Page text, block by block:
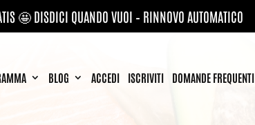
🤩 DISDICI QUANDO VUOI – RINNOVO AUTOMATICO
BLOG ACCEDI ISCRIVITI DOMANDE FREQUENTI